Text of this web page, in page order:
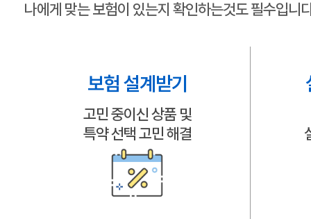
나에게 맞는 보험이 있는지 확인하는것도 필수입니
보험 설계받기
고민 중이신 상품 및
특약 선택 고민 해결